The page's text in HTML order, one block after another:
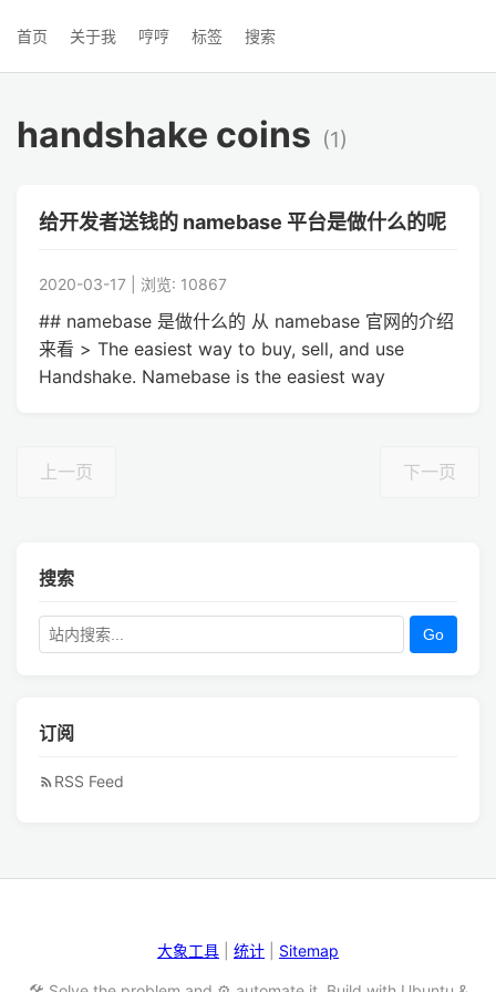
首页 关于我 哼哼 标签 搜索
handshake coins (1)
给开发者送钱的 namebase 平台是做什么的呢
2020-03-17 | 浏览: 10867
## namebase 是做什么的 从 namebase 官网的介绍
来看 > The easiest way to buy, sell, and use
Handshake. Namebase is the easiest way
上一页 下一页
搜索
Go
订阅
RSS Feed
大象工具 统计 Sitemap